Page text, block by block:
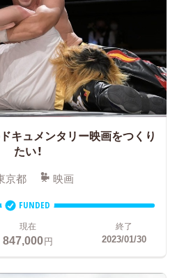
キュメンタリー映画をつくり
たい！
京都 映画
FUNDED
現在
847,000円
終了
2023/01/30